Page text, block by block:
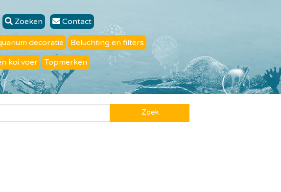
Zoeken Contact
decoratie
Beluchting en filters
koi voer Topmerken
Zoek